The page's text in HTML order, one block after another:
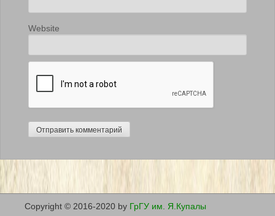
Website
Copyright © 2016-2020 by ГрГУ им. Я.Купалы